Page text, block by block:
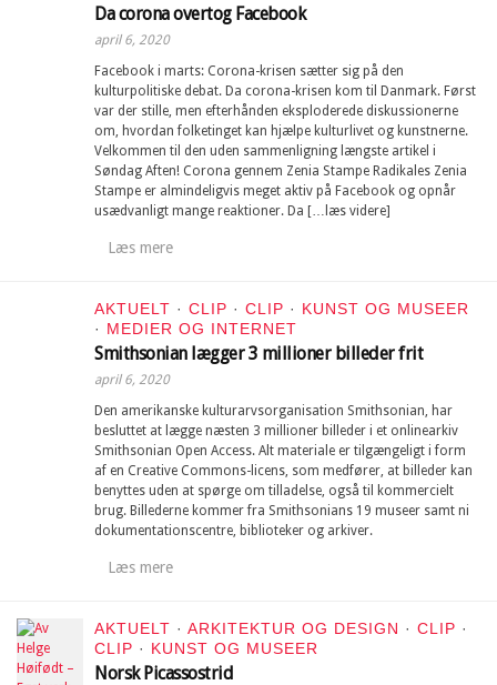
Da corona overtog Facebook
april 6, 2020
Facebook i marts: Corona-krisen sætter sig på den
kulturpolitiske debat. Da corona-krisen kom til Danmark. Først
var der stille, men efterhånden eksploderede diskussionerne
om, hvordan folketinget kan hjælpe kulturlivet og kunstnerne.
Velkommen til den uden sammenligning længste artikel i
Søndag Aften! Corona gennem Zenia Stampe Radikales Zenia
Stampe er almindeligvis meget aktiv på Facebook og opnår
usædvanligt mange reaktioner. Da […læs videre]
Læs mere
AKTUELT · CLIP · CLIP · KUNST OG MUSEER
· MEDIER OG INTERNET
Smithsonian lægger 3 millioner billeder frit
april 6, 2020
Den amerikanske kulturarvsorganisation Smithsonian, har
besluttet at lægge næsten 3 millioner billeder i et onlinearkiv
Smithsonian Open Access. Alt materiale er tilgængeligt i form
af en Creative Commons-licens, som medfører, at billeder kan
benyttes uden at spørge om tilladelse, også til kommercielt
brug. Billederne kommer fra Smithsonians 19 museer samt ni
dokumentationscentre, biblioteker og arkiver.
Læs mere
AKTUELT · ARKITEKTUR OG DESIGN · CLIP ·
CLIP · KUNST OG MUSEER
Norsk Picassostrid